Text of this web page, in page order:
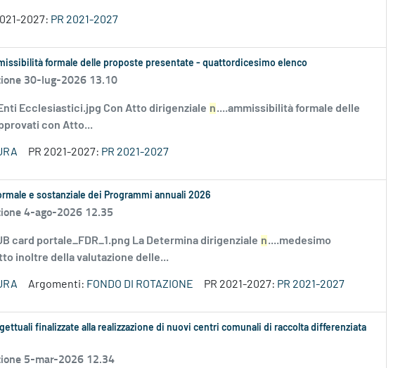
2027: PR 2021-2027
formale delle proposte presentate - quattordicesimo elenco
30-lug-2026 13.10
Ecclesiastici.jpg Con Atto dirigenziale n....ammissibilità formale delle
con Atto...
PR 2021-2027: PR 2021-2027
e sostanziale dei Programmi annuali 2026
4-ago-2026 12.35
card portale_FDR_1.png La Determina dirigenziale n....medesimo
inoltre della valutazione delle...
Argomenti: FONDO DI ROTAZIONE PR 2021-2027: PR 2021-2027
finalizzate alla realizzazione di nuovi centri comunali di raccolta differenziata
5-mar-2026 12.34